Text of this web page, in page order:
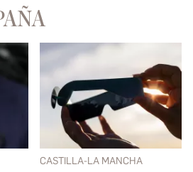
CASTILLA-LA MANCHA